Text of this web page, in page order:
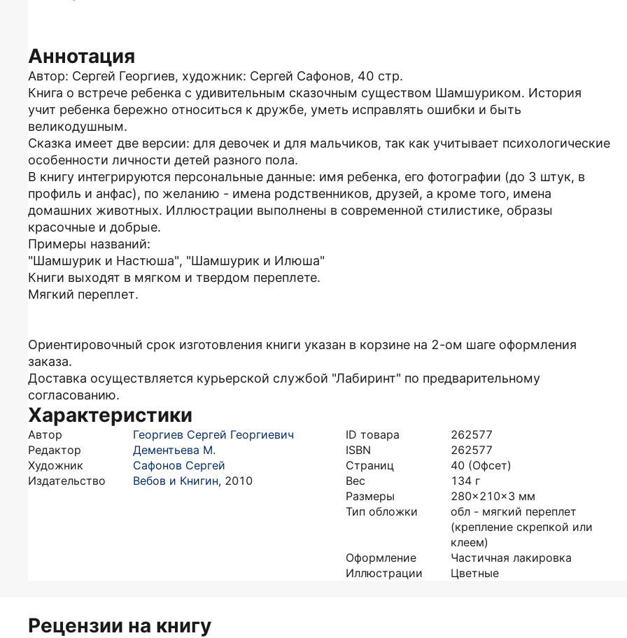
Аннотация
Автор: Cергей Георгиев, художник: Сергей Сафонов, 40 стр.
Книга о встрече ребенка с удивительным сказочным существом Шамшуриком. История
учит ребенка бережно относиться к дружбе, уметь исправлять ошибки и быть
великодушным.
Сказка имеет две версии: для девочек и для мальчиков, так как учитывает психологические
особенности личности детей разного пола.
В книгу интегрируются персональные данные: имя ребенка, его фотографии (до 3 штук, в
профиль и анфас), по желанию - имена родственников, друзей, а кроме того, имена
домашних животных. Иллюстрации выполнены в современной стилистике, образы
красочные и добрые.
Примеры названий:
"Шамшурик и Настюша", "Шамшурик и Илюша"
Книги выходят в мягком и твердом переплете.
Мягкий переплет.
Ориентировочный срок изготовления книги указан в корзине на 2-ом шаге оформления
заказа.
Доставка осуществляется курьерской службой "Лабиринт" по предварительному
согласованию.
Характеристики
Автор
Георгиев Сергей Георгиевич
Редактор
Дементьева М.
Художник
Сафонов Сергей
Издательство
Вебов и Книгин, 2010
ID товара
262577
ISBN
262577
Страниц
40 (Офсет)
Вес
134 г
Размеры
280x210x3 мм
Тип обложки
обл - мягкий переплет
(крепление скрепкой или
клеем)
Оформление
Частичная лакировка
Иллюстрации
Цветные
Рецензии на книгу